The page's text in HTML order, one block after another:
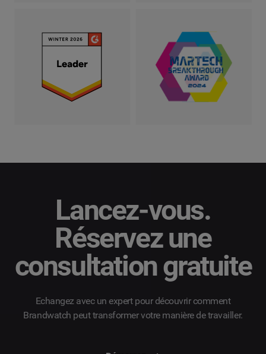
Lancez-vous.
Réservez une
consultation gratuite
Echangez avec un expert pour découvrir comment
Brandwatch peut transformer votre manière de travailler.